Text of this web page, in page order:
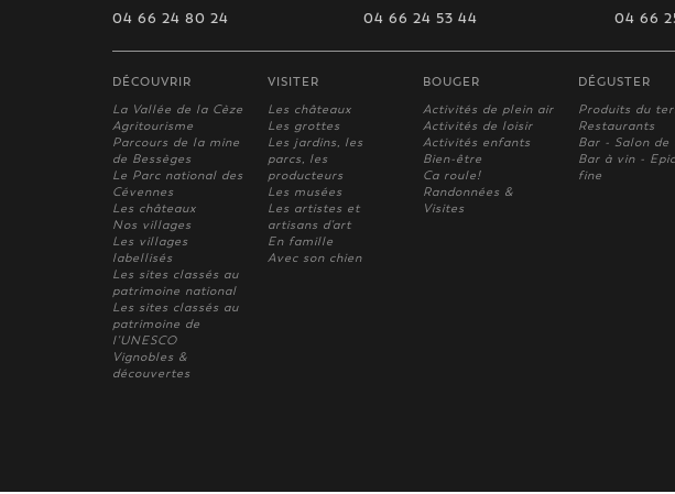
04 66 24 80 24 04 66 24 53 44 04 66
DÉCOUVRIR
La Vallée de la Cèze
Agritourisme
Parcours de la mine
de Bessèges
Le Parc national des
Cévennes
Les châteaux
Nos villages
Les villages
labellisés
Les sites classés au
patrimoine national
Les sites classés au
patrimoine de
l'UNESCO
Vignobles &
découvertes
VISITER
Les châteaux
Les grottes
Les jardins, les
parcs, les
producteurs
Les musées
Les artistes et
artisans d'art
En famille
Avec son chien
BOUGER
Activités de plein air
Activités de loisir
Activités enfants
Bien-être
Ca roule!
Randonnées &
Visites
DÉGUSTER
Produits du
Restaurants
Bar - Salon de
Bar à vin -
fine